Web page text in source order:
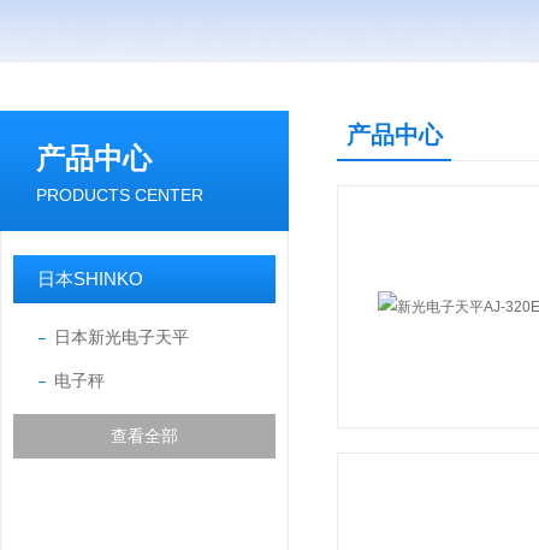
产品中心
PRODUCTS CENTER
日本SHINKO
日本新光电子天平
电子秤
查看全部
产品中心